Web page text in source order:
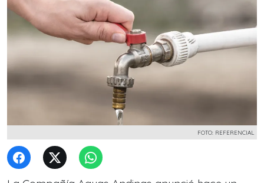
FOTO: REFERENCIAL